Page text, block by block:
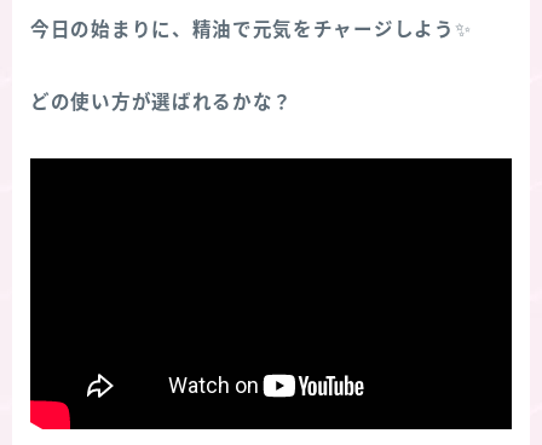
今日の始まりに、精油で元気をチャージしよう ✨
どの使い方が選ばれるかな？